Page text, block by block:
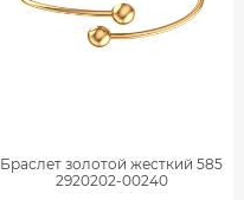
Браслет золотой жесткий 585
2920202-00240